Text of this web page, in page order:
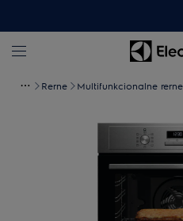
Rerne Multifunkcionalne rerne